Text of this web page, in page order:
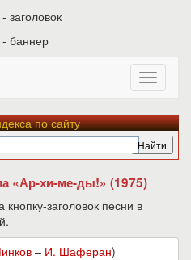
по сайту
«Ар-хи-ме-ды!» (1975)
заголовок песни в
– И. Шаферан)